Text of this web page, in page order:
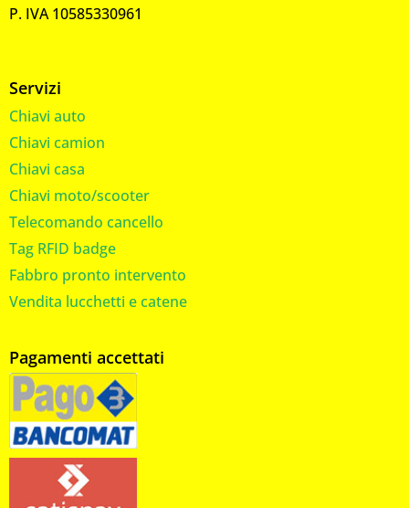
P. IVA 10585330961
Servizi
Chiavi auto
Chiavi camion
Chiavi casa
Chiavi moto/scooter
Telecomando cancello
Tag RFID badge
Fabbro pronto intervento
Vendita lucchetti e catene
Pagamenti accettati